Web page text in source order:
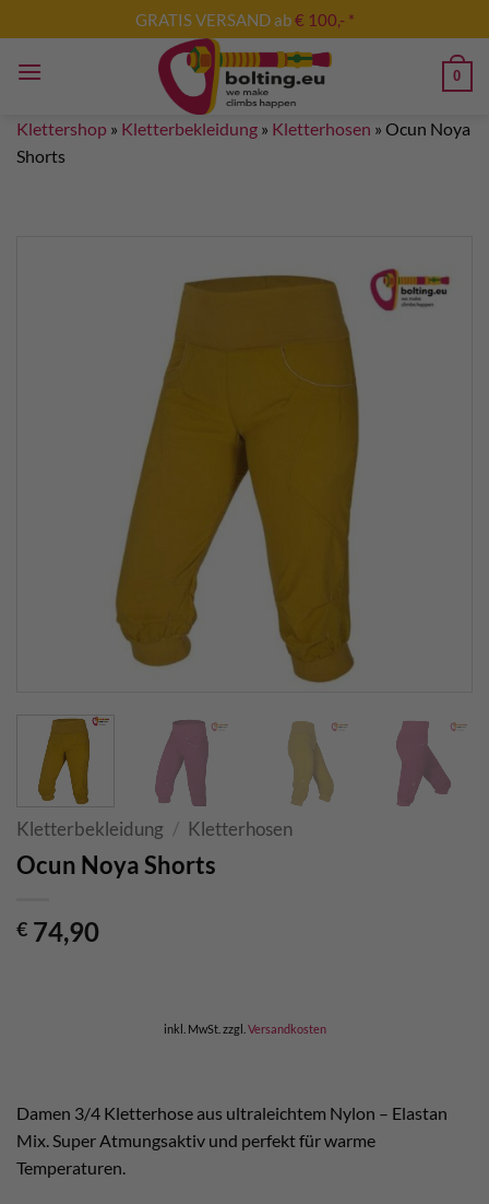
Inhalt
springen
GRATIS VERSAND ab€ 100,- *
0
Klettershop » Kletterbekleidung » Kletterhosen » Ocun Noya
Shorts
Kletterbekleidung / Kletterhosen
Ocun Noya Shorts
€ 74,90
inkl. MwSt. zzgl. Versandkosten
Damen 3/4 Kletterhose aus ultraleichtem Nylon – Elastan
Mix. Super Atmungsaktiv und perfekt für warme
Temperaturen.